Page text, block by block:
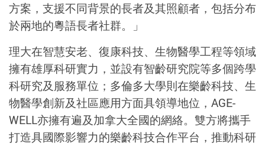
方案，支援不同背景的長者及其照顧者，包括分布
於兩地的粵語長者社群。」
理大在智慧安老、復康科技、生物醫學工程等領域
擁有雄厚科研實力，並設有智齡研究院等多個跨學
科研究及服務單位；多倫多大學則在樂齡科技、生
物醫學創新及社區應用方面具領導地位，AGE-
WELL亦擁有遍及加拿大全國的網絡。雙方將攜手
打造具國際影響力的樂齡科技合作平台，推動科研